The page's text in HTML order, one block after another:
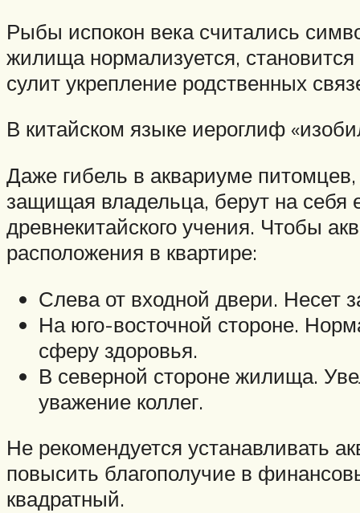
Рыбы испокон века считались
жилища нормализуется,
сулит укрепление родственных
В китайском языке иероглиф
Даже гибель в аквариуме
защищая владельца, берут на себя
древнекитайского учения. Чтобы
расположения в квартире:
Слева от входной двери. Несет
На юго-восточной стороне.
сферу здоровья.
В северной стороне жилища.
уважение коллег.
Не рекомендуется устанавливать
повысить благополучие в
квадратный.